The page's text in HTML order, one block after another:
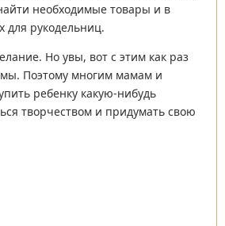
необходимые товары и в
для рукодельниц.
Но увы, вот с этим как раз
Поэтому многим мамам и
ребенку какую-нибудь
творчеством и придумать свою